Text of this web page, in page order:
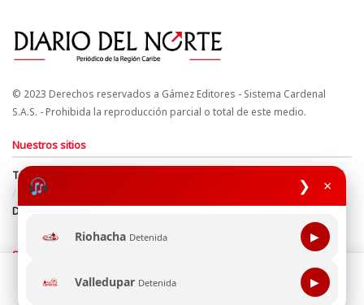
❯ ×
Riohacha Detenida ▶
Valledupar Detenida ▶
© 2023 Derechos reservados a Gámez Editores - Sistema Cardenal
S.A.S. - Prohibida la reproducción parcial o total de este medio.
Nuestros sitios
Términos y Condiciones
Derechos de Autor y Propiedad Intelectual
Política de uso de cookies
Política de Tratamiento de Datos
Directrices Editoriales
Síguenos
Esta página web usa cookie para mejorar tu experiencia de
navegación, al continuar aceptas nuestra política de uso de